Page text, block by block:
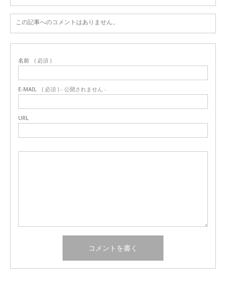
この記事へのコメントはありません。
名前 ( 必須 )
E-MAIL ( 必須 ) - 公開されません -
URL